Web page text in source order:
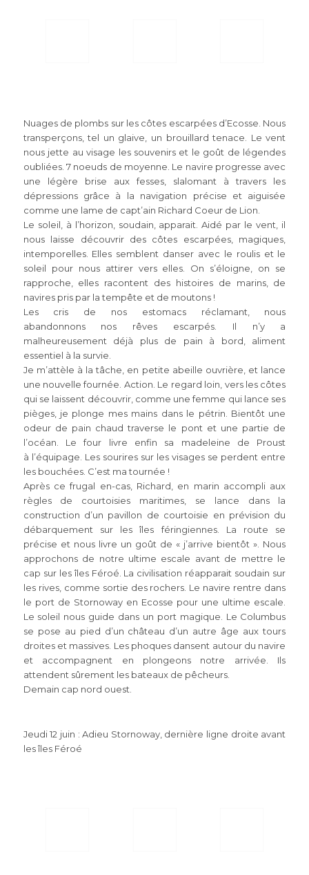
Nuages de plombs sur les côtes escarpées d’Ecosse. Nous
transperçons, tel un glaive, un brouillard tenace. Le vent
nous jette au visage les souvenirs et le goût de légendes
oubliées. 7 noeuds de moyenne. Le navire progresse avec
une légère brise aux fesses, slalomant à travers les
dépressions grâce à la navigation précise et aiguisée
comme une lame de capt’ain Richard Coeur de Lion.
Le soleil, à l’horizon, soudain, apparait. Aidé par le vent, il
nous laisse découvrir des côtes escarpées, magiques,
intemporelles. Elles semblent danser avec le roulis et le
soleil pour nous attirer vers elles. On s’éloigne, on se
rapproche, elles racontent des histoires de marins, de
navires pris par la tempête et de moutons !
Les cris de nos estomacs réclamant, nous
abandonnons nos rêves escarpés. Il n’y a
malheureusement déjà plus de pain à bord, aliment
essentiel à la survie.
Je m’attèle à la tâche, en petite abeille ouvrière, et lance
une nouvelle fournée. Action. Le regard loin, vers les côtes
qui se laissent découvrir, comme une femme qui lance ses
pièges, je plonge mes mains dans le pétrin. Bientôt une
odeur de pain chaud traverse le pont et une partie de
l’océan. Le four livre enfin sa madeleine de Proust
à l’équipage. Les sourires sur les visages se perdent entre
les bouchées. C’est ma tournée !
Après ce frugal en-cas, Richard, en marin accompli aux
règles de courtoisies maritimes, se lance dans la
construction d’un pavillon de courtoisie en prévision du
débarquement sur les îles féringiennes. La route se
précise et nous livre un goût de « j’arrive bientôt ». Nous
approchons de notre ultime escale avant de mettre le
cap sur les îles Féroé. La civilisation réapparait soudain sur
les rives, comme sortie des rochers. Le navire rentre dans
le port de Stornoway en Ecosse pour une ultime escale.
Le soleil nous guide dans un port magique. Le Columbus
se pose au pied d’un château d’un autre âge aux tours
droites et massives. Les phoques dansent autour du navire
et accompagnent en plongeons notre arrivée. Ils
attendent sûrement les bateaux de pêcheurs.
Demain cap nord ouest.
Jeudi 12 juin : Adieu Stornoway, dernière ligne droite avant
les îles Féroé